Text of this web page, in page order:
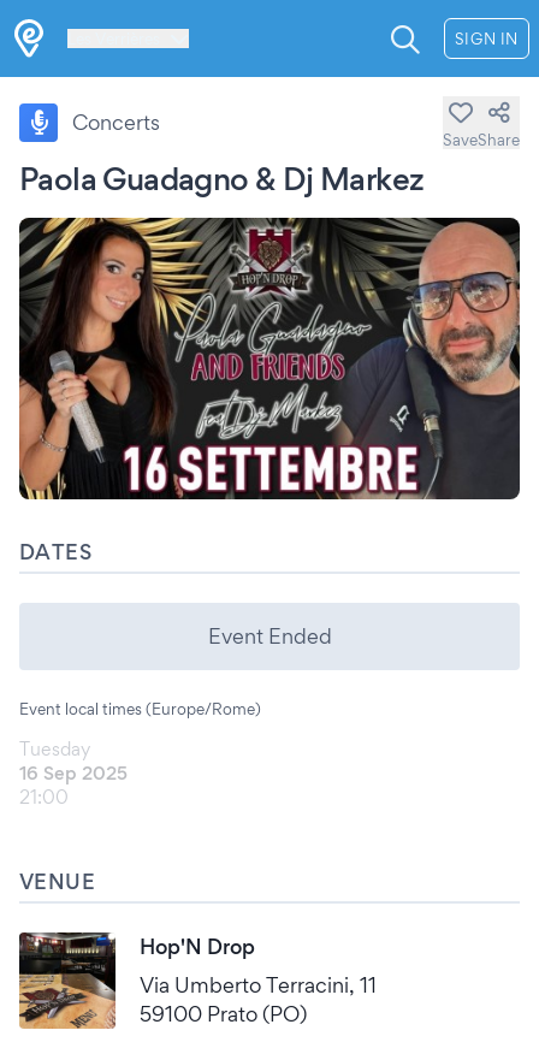
SIGN IN
Paola Guadagno & Dj Markez
Concerts
SaveShare
DATES
Event Ended
Event local times (Europe/Rome)
Tuesday
16 Sep 2025
21:00
VENUE
Hop'N Drop
Via Umberto Terracini, 11
59100 Prato (PO)